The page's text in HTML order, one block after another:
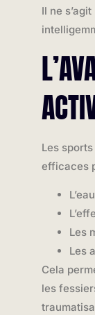
Il ne
Les
efficaces
Les
Les
Cela
les